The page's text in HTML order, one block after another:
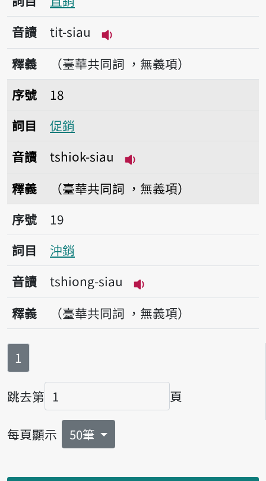
音讀
ti̍t-siau
播放音讀ti̍t-siau
釋義
（臺華共同詞 ，無義項）
序號18促銷
序號
18
詞目
促銷
音讀
tshiok-siau
釋義
（臺華共同詞 ，無義項）
序號19沖銷
序號
19
詞目
沖銷
音讀
tshiong-siau
播放音讀tshiong-siau
釋義 （臺華共同詞 ，無義項）
第
1
跳去第
頁碼
頁
每頁顯示 50筆